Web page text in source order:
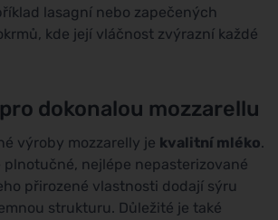
lasagní nebo zapečených
kde její vláčnost zvýrazní každé
dokonalou mozzarellu
výroby mozzarelly je kvalitní mléko.
plnotučné, nejlépe nepasterizované
přirozené vlastnosti dodají sýru
strukturu. Důležité je také